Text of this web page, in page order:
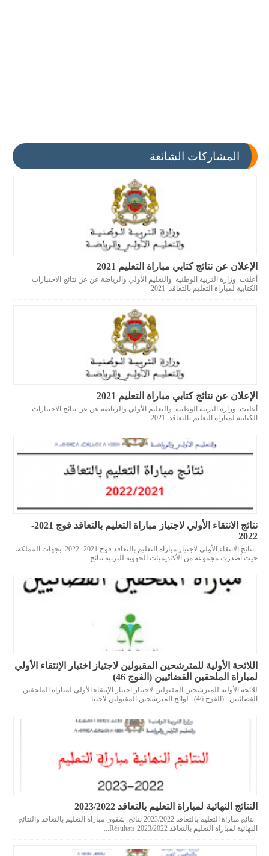
المشاركات الشائعة
الإعلان عن نتائج كتابي مباراة التعليم 2021
أعلنت وزارة التربية الوطنية والتعليم الأولي والرياضة عن عن نتائج الاختبارات
الكتابية لمباراة التعليم بالتعاقد 2021
الإعلان عن نتائج كتابي مباراة التعليم 2021
أعلنت وزارة التربية الوطنية والتعليم الأولي والرياضة عن عن نتائج الاختبارات
الكتابية لمباراة التعليم بالتعاقد 2021
نتائج الانتقاء الأولي لاجتياز مباراة التعليم بالتعاقد فوج 2021-
2022
نتائج الانتقاء الأولي لاجتياز مباراة التعليم بالتعاقد فوج 2021- 2022 بجهات المملكة،
حيث أصدرت مجموعة من الأكاديميات الجهوية للتربية نتائج...
اللائحة الأولية للمترشحين المقبولين لاجتياز اختبار الإنتقاء الأولي
لمباراة الملحقين القضائيين (الفوج 46)
للائحة الأولية للمترشحين المقبولين لاجتياز اختبار الإنتقاء الأولي لمباراة الملحقين
القضائيين (الفوج 46) لوائح المترشحين المقبولين لاجتيا...
النتائج النهائية لمباراة التعليم بالتعاقد 2023/2022
نتائج مباراة التعليم بالتعاقد 2023/2022 نتائج شفوي مباراة التعليم بالتعاقد والنتائج
النهائية لمباراة التعليم بالتعاقد 2023/2022 Résultats...